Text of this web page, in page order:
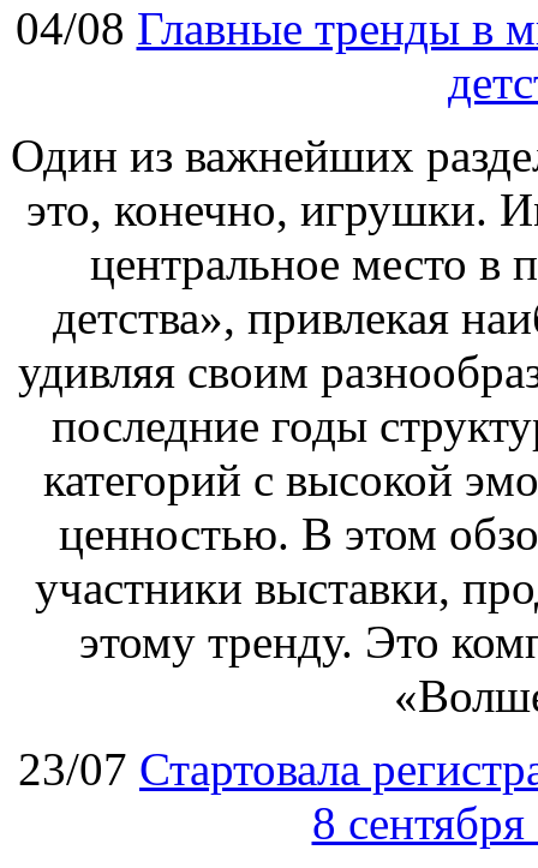
04/08 Главные тренды в
Один из важнейших
это, конечно, игрушки.
центральное место в
детства», привлекая
удивляя своим
последние годы
категорий с высокой
ценностью. В этом
участники выставки,
этому тренду. Это
23/07 Стартовала
8